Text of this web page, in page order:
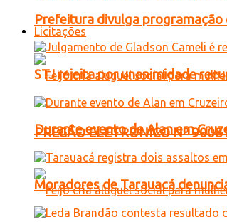
Licitações
PREGÃO ELETRONICO Nº
Prefeitura divulga
STJ rejeita por unanimidade
Durante evento de Alan em
Moradores de Tarauacá